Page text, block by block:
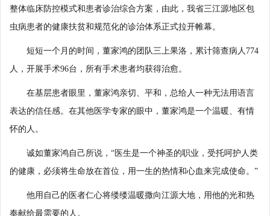
整体临床防控模式和患者诊治综合方案，由此，我省三江源地区包
虫病患者的健康扶贫和规范化的诊治体系正式拉开帷幕。
短短一个月的时间，董家鸿的团队三上果洛，累计筛查病人774
人，开展手术96台，所有手术患者均获得治愈。
在基层患者眼里，董家鸿亲切、平和，总给人一种无法用语言
表达的信任感。在其他医学专家的眼中，董家鸿是一个温暖、有情
怀的人。
诚如董家鸿自己所说，“医生是一个神圣的职业，受托呵护人类
的健康，必须将生命放在首位，用一生的热情和心血来完成使命。”
他用自己的医者仁心将缕缕温暖撒向江源大地，用他的光和热
奉献给最需要的人。